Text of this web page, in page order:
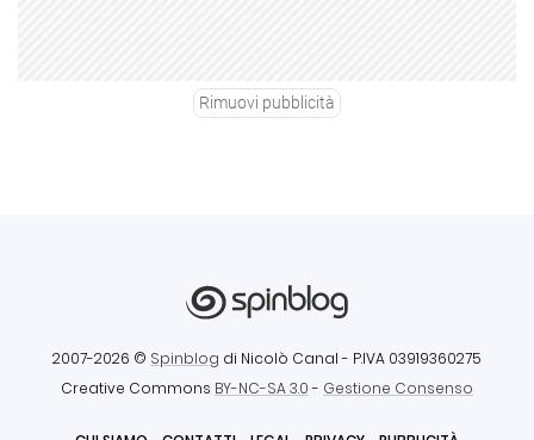
Rimuovi pubblicità
2007-2026 © Spinblog di Nicolò Canal - P.IVA 03919360275
Creative Commons BY-NC-SA 3.0- Gestione Consenso